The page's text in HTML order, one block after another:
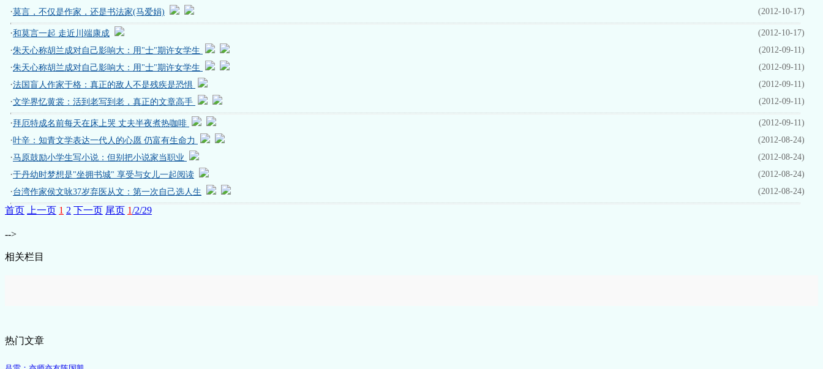
·莫言，不仅是作家，还是书法家(马爱娟) (2012-10-17)
·和莫言一起 走近川端康成 (2012-10-17)
·朱天心称胡兰成对自己影响大：用"士"期许女学生 (2012-09-11)
·朱天心称胡兰成对自己影响大：用"士"期许女学生 (2012-09-11)
·法国盲人作家于格：真正的敌人不是残疾是恐惧 (2012-09-11)
·文学界忆黄裳：活到老写到老，真正的文章高手 (2012-09-11)
·拜厄特成名前每天在床上哭 丈夫半夜煮热咖啡 (2012-09-11)
·叶辛：知青文学表达一代人的心愿 仍富有生命力 (2012-08-24)
·马原鼓励小学生写小说：但别把小说家当职业 (2012-08-24)
·于丹幼时梦想是"坐拥书城" 享受与女儿一起阅读 (2012-08-24)
·台湾作家侯文咏37岁弃医从文：第一次自己选人生 (2012-08-24)
首页 上一页 1 2 下一页 尾页 1/2/29
-->
相关栏目
热门文章